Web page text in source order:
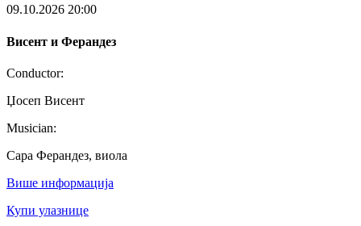
09.10.2026 20:00
Висент и Ферандез
Conductor:
Џосеп Висент
Musician:
Сара Ферандез, виола
Више информација
Купи улазнице